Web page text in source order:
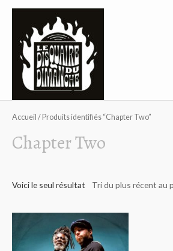
Accueil / Produits identifiés “Chapter Two”
Chapter Two
Voici le seul résultat